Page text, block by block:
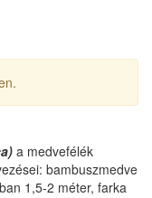
a medvefélék
bambuszmedve
1,5-2 méter, farka